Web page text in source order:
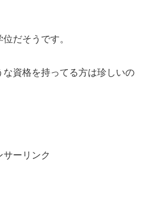
だそうです。
資格を持ってる方は珍しいの
サーリンク